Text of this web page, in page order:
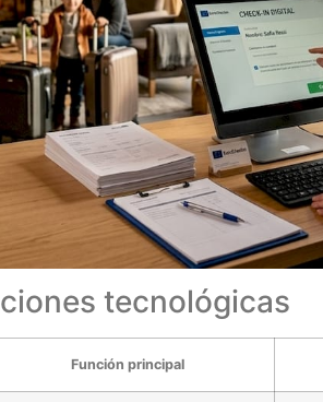
tecnológicas
Función principal